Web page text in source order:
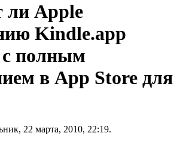
ли Apple
Kindle.app
с полным
в App Store для
22 марта, 2010, 22:19.